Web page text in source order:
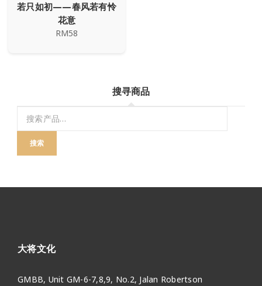
若只如初——春风若有怜
花意
RM58
搜寻商品
搜索
大将文化
GMBB, Unit GM-6-7,8,9, No.2, Jalan Robertson